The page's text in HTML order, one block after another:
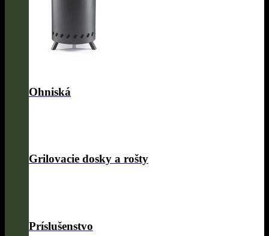
Ohniská
Grilovacie dosky a rošty
Príslušenstvo